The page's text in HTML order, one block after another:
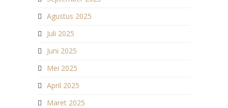
Agustus 2025
Juli 2025
Juni 2025
Mei 2025
April 2025
Maret 2025